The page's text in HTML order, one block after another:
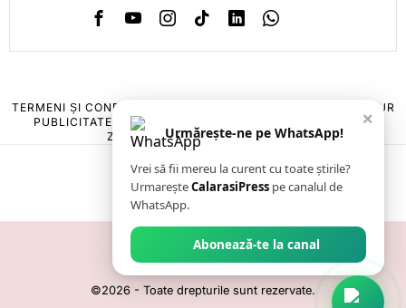
TERMENI ȘI CONDIȚII
POLITICA DE ANULARE & RETUR
PUBLICITATE ONLINE & TIPĂRITĂ
CONTACT
ZIARUL ANUNȚUL CĂLĂRĂȘEAN
©2026 - Toate drepturile sunt rezervate.
×
Urmărește-ne pe WhatsApp!
Vrei să fii mereu la curent cu toate știrile?
UrmareșteCalarasiPress pe canalul de
WhatsApp.
Abonează-te la canal